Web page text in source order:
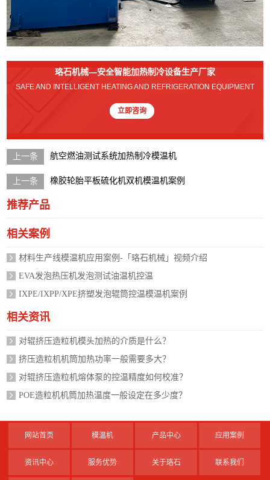
珞石机械—安全智能加热制冷设备生产厂家
SAFE AND INTELLIGENT HEATING AND REFRIGERATION EQUIPMENT
立即咨询
航空燃油测试系统加热制冷模温机
橡胶轮胎平板硫化机双机模温机案例
推荐产品
相关案例
材料生产线模温机应用案例-「珞石机械」视频介绍
EVA发泡热压机发泡测试油温机控温
IXPE/IXPP/XPE挤塑发泡辊筒控温模温机案例
相关资讯
对辊挤压造粒机模头加热的介质是什么？
挤压造粒机机筒加热功率一般需要多大？
对辊挤压造粒机熔体泵的控温精度如何校准？
POE造粒机机筒加热温度一般设定在多少度？
网站首页 模温机 产品中心 应用案例
资讯中心 服务优势 关于珞石 联系我们